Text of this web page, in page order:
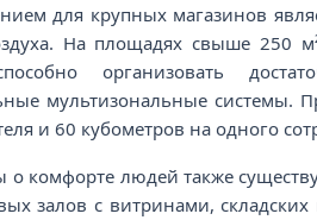
для крупных магазинов
На площадях свыше 250
организовать
мультизональные системы.
и 60 кубометров на одного
комфорте людей также
залов с витринами,